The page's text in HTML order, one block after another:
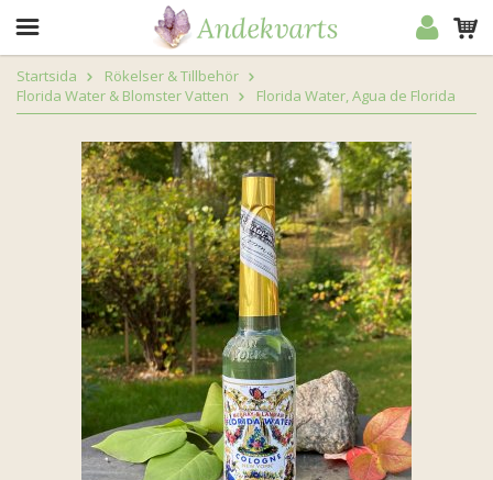
Startsida
Rökelser & Tillbehör
Florida Water & Blomster Vatten
Florida Water, Agua de Florida